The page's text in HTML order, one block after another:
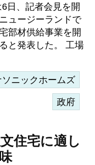
日、記者会見を開
ュージーランドで
部材供給事業を開
と発表した。 工場
ソニックホームズ
政府
住宅に適し